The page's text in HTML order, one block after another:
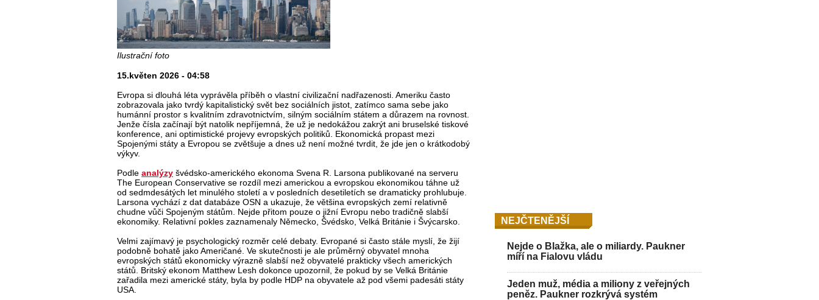
Ilustrační foto
15.květen 2026 - 04:58
Evropa si dlouhá léta vyprávěla příběh o vlastní civilizační nadřazenosti. Ameriku často
zobrazovala jako tvrdý kapitalistický svět bez sociálních jistot, zatímco sama sebe jako
humánní prostor s kvalitním zdravotnictvím, silným sociálním státem a důrazem na rovnost.
Jenže čísla začínají být natolik nepříjemná, že už je nedokážou zakrýt ani bruselské tiskové
konference, ani optimistické projevy evropských politiků. Ekonomická propast mezi
Spojenými státy a Evropou se zvětšuje a dnes už není možné tvrdit, že jde jen o krátkodobý
výkyv.
Podle analýzy švédsko-amerického ekonoma Svena R. Larsona publikované na serveru
The European Conservative se rozdíl mezi americkou a evropskou ekonomikou táhne už
od sedmdesátých let minulého století a v posledních desetiletích se dramaticky prohlubuje.
Larsona vychází z dat databáze OSN a ukazuje, že většina evropských zemí relativně
chudne vůči Spojeným státům. Nejde přitom pouze o jižní Evropu nebo tradičně slabší
ekonomiky. Relativní pokles zaznamenaly Německo, Švédsko, Velká Británie i Švýcarsko.
Velmi zajímavý je psychologický rozměr celé debaty. Evropané si často stále myslí, že žijí
podobně bohatě jako Američané. Ve skutečnosti je ale průměrný obyvatel mnoha
evropských států ekonomicky výrazně slabší než obyvatelé prakticky všech amerických
států. Britský ekonom Matthew Lesh dokonce upozornil, že pokud by se Velká Británie
zařadila mezi americké státy, byla by podle HDP na obyvatele až pod všemi padesáti státy
USA.
NEJČTENĚJŠÍ
Nejde o Blažka, ale o miliardy. Paukner
míří na Fialovu vládu
Jeden muž, média a miliony z veřejných
peněz. Paukner rozkrývá systém